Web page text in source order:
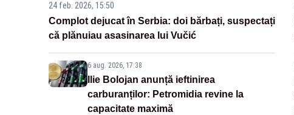
24 feb. 2026, 15:50
Complot dejucat în Serbia: doi bărbați, suspectați
că plănuiau asasinarea lui Vučić
6 aug. 2026, 17:38
Ilie Bolojan anunță ieftinirea
carburanților: Petromidia revine la
capacitate maximă